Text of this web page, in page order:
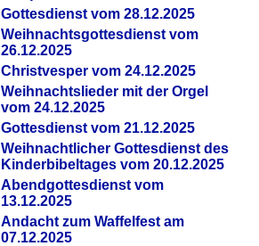
Gottesdienst vom 28.12.2025
Weihnachtsgottesdienst vom
26.12.2025
Christvesper vom 24.12.2025
Weihnachtslieder mit der Orgel
vom 24.12.2025
Gottesdienst vom 21.12.2025
Weihnachtlicher Gottesdienst des
Kinderbibeltages vom 20.12.2025
Abendgottesdienst vom
13.12.2025
Andacht zum Waffelfest am
07.12.2025